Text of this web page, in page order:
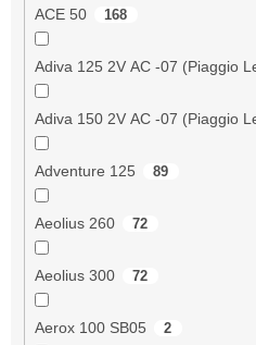
ACE 50 168
Adiva 125 2V AC -07 (Piaggio
Adiva 150 2V AC -07 (Piaggio
Adventure 125 89
Aeolius 260 72
Aeolius 300 72
Aerox 100 SB05 2